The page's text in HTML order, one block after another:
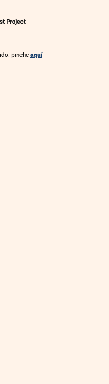
marítimo
pinche aquí